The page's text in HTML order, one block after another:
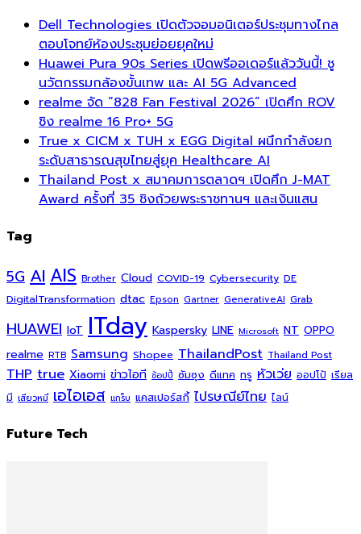
Dell Technologies เปิดตัวจอมอนิเตอร์ประชุมทางไกล
ตอบโจทย์ห้องประชุมย่อยยุคใหม่
Huawei Pura 90s Series เปิดพรีออเดอร์แล้ววันนี้! ชู
นวัตกรรมกล้องขั้นเทพ และ AI 5G Advanced
realme จัด “828 Fan Festival 2026” เปิดศึก ROV
ชิง realme 16 Pro+ 5G
True x CICM x TUH x EGG Digital ผนึกกำลังยก
ระดับสาธารณสุขไทยสู่ยุค Healthcare AI
Thailand Post x สมาคมการตลาดฯ เปิดศึก J-MAT
Award ครั้งที่ 35 ชิงถ้วยพระราชทานฯ และเงินแสน
Tag
5G AI AIS Brother Cloud COVID-19 Cybersecurity DE
DigitalTransformation dtac Epson Gartner GenerativeAI Grab
HUAWEI IoT ITday Kaspersky LINE Microsoft NT OPPO
realme RTB Samsung Shopee ThailandPost Thailand Post
THP true Xiaomi ข่าวไอที ช้อปปี้ ซัมซุง ดีแทค ทรู หัวเว่ย ออปโป้ เรียล
มี เสียวหมี่ เอไอเอส แกร็บ แคสเปอร์สกี้ ไปรษณีย์ไทย ไลน์
Future Tech